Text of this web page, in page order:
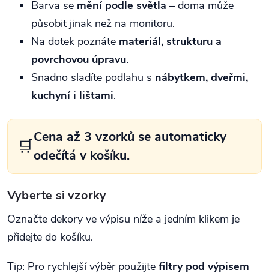
Barva se mění podle světla – doma může
působit jinak než na monitoru.
Na dotek poznáte materiál, strukturu a
povrchovou úpravu.
Snadno sladíte podlahu s nábytkem, dveřmi,
kuchyní i lištami.
🛒Cena až 3 vzorků se automaticky
odečítá v košíku.
Vyberte si vzorky
Označte dekory ve výpisu níže a jedním klikem je
přidejte do košíku.
Tip: Pro rychlejší výběr použijte filtry pod výpisem